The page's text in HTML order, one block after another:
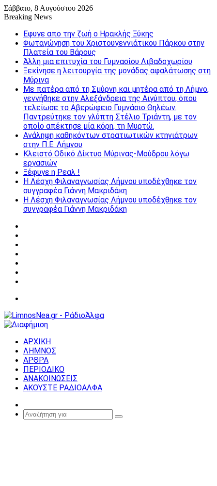
Σάββατο, 8 Αυγούστου 2026
Breaking News
Εφυγε απο την ζωή o Ηρακλής Ξύκης
Φωταγώγηση του Χριστουγεννιάτικου Πάρκου στην
Πλατεία του Βάρους
Άλλη μια επιτυχία του Γυμνασίου Λιβαδοχωρίου
Ξεκίνησε η λειτουργία της μονάδας αφαλάτωσης στη
Μύρινα
Με πατέρα από τη Σμύρνη και μητέρα από τη Λήμνο,
γεννήθηκε στην Αλεξάνδρεια της Αιγύπτου, όπου
τελείωσε το Αβερώφειο Γυμνάσιο Θηλέων.
Παντρεύτηκε τον γλύπτη Στέλιο Τριάντη, με τον
οποίο απέκτησε μία κόρη, τη Μυρτώ.
Ανάληψη καθηκόντων στρατιωτικών κτηνιάτρων
στην Π.Ε. Λήμνου
Κλειστό Οδικό Δίκτυο Μύρινας-Μούδρου λόγω
εργασιών
Ξέφυγε η Ρεαλ !
Η Λέσχη Φιλαναγνωσίας Λήμνου υποδέχθηκε τον
συγγραφέα Γιάννη Μακριδάκη
Η Λέσχη Φιλαναγνωσίας Λήμνου υποδέχθηκε τον
συγγραφέα Γιάννη Μακριδάκη
ΑΡΧΙΚΗ
ΛΗΜΝΟΣ
ΑΡΘΡΑ
ΠΕΡΙΟΔΙΚΟ
ΑΝΑΚΟΙΝΩΣΕΙΣ
ΑΚΟΥΣΤΕ ΡΑΔΙΟΑΛΦΑ
Article
Αναζήτηση